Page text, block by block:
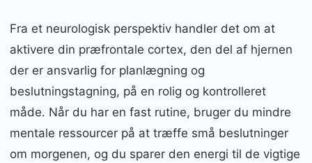
Fra et neurologisk perspektiv handler det om at
aktivere din præfrontale cortex, den del af hjernen
der er ansvarlig for planlægning og
beslutningstagning, på en rolig og kontrolleret
måde. Når du har en fast rutine, bruger du mindre
mentale ressourcer på at træffe små beslutninger
om morgenen, og du sparer den energi til de vigtige